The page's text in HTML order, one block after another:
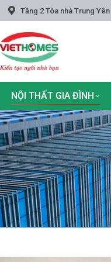
Tầng 2 Tòa nhà Trung
NỘI THẤT GIA ĐÌNH